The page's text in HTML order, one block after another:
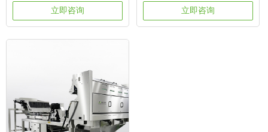
立即咨询 用色选机
立即咨询